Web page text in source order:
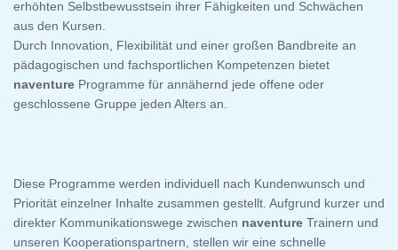
erhöhten Selbstbewusstsein ihrer Fähigkeiten und Schwächen
aus den Kursen.
Durch Innovation, Flexibilität und einer großen Bandbreite an
pädagogischen und fachsportlichen Kompetenzen bietet
naventure Programme für annähernd jede offene oder
geschlossene Gruppe jeden Alters an.
Diese Programme werden individuell nach Kundenwunsch und
Priorität einzelner Inhalte zusammen gestellt. Aufgrund kurzer und
direkter Kommunikationswege zwischen naventure Trainern und
unseren Kooperationspartnern, stellen wir eine schnelle